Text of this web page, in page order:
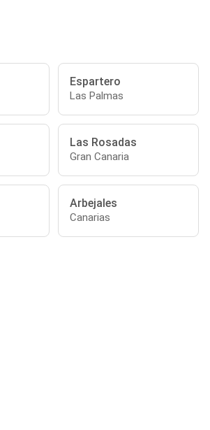
Espartero
Las Palmas
Las Rosadas
Gran Canaria
Arbejales
Canarias